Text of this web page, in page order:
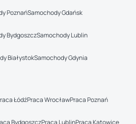
PoznańSamochody Gdańsk
BydgoszczSamochody Lublin
BiałystokSamochody Gdynia
ŁódźPraca WrocławPraca Poznań
BydgoszczPraca LublinPraca Katowice